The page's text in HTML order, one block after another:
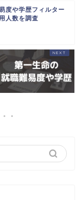
度や学歴フィルター
人数を調査